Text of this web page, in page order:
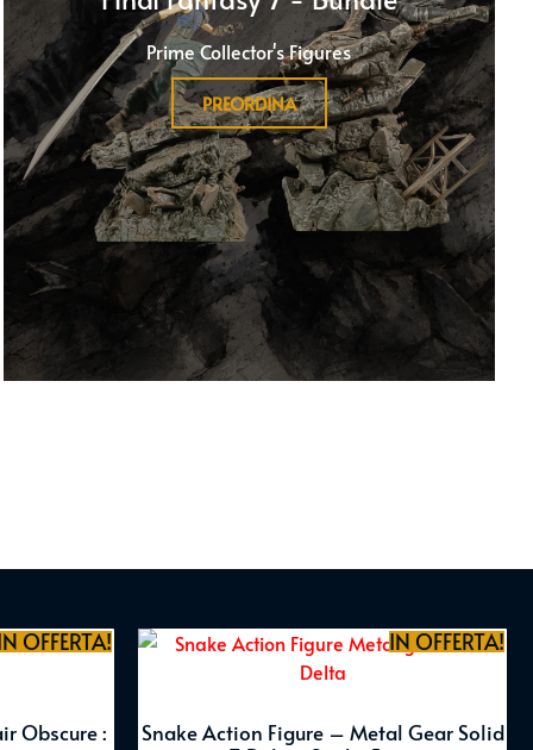
Prime Collector's Figures
PREORDINA
OFFERTA!
Obscure :
IN OFFERTA!
Snake Action Figure – Metal Gear Solid